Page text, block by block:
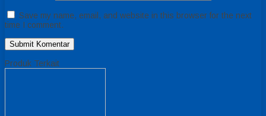
Save my name, email, and website in this browser for the next
time I comment.
Produk Terkait